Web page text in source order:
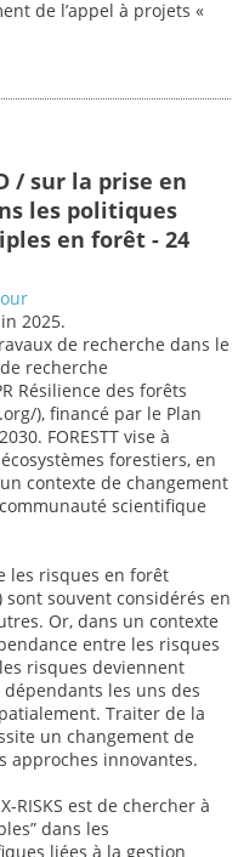
de l’appel à projets «
/ sur la prise en
les politiques
en forêt - 24
2025.
de recherche dans le
recherche
Résilience des forêts
), financé par le Plan
FORESTT vise à
forestiers, en
contexte de changement
scientifique
les risques en forêt
sont souvent considérés en
Or, dans un contexte
entre les risques
risques deviennent
les uns des
Traiter de la
un changement de
approches innovantes.
RISKS est de chercher à
dans les
liées à la gestion